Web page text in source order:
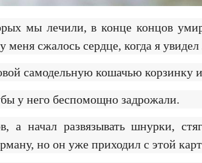
мы лечили, в конце концов
меня сжалось сердце, когда я
самодельную кошачью корзинку
у него беспомощно задрожали.
а начал развязывать шнурки,
но он уже приходил с этой